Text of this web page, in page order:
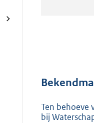
Ten behoeve
bij